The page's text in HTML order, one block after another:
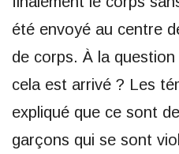
été envoyé au centre
de corps. À la
cela est arrivé ? Les
expliqué que ce sont
garçons qui se sont